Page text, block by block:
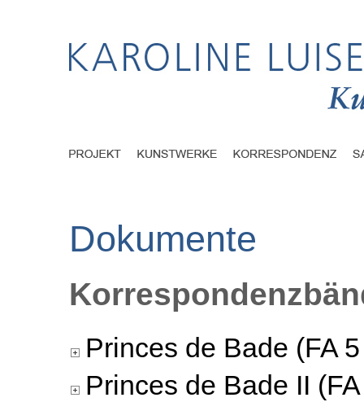
Dokumente
Princes de Bade (FA
Princes de Bade II